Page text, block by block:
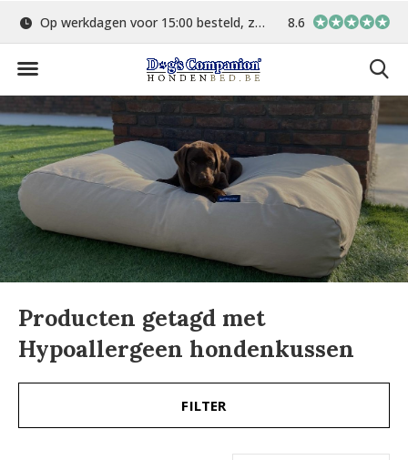
Op werkdagen voor 15:00 besteld, zelfde dag verstuurd Gratis verzending
8.6
Producten getagd met
Hypoallergeen hondenkussen
FILTER